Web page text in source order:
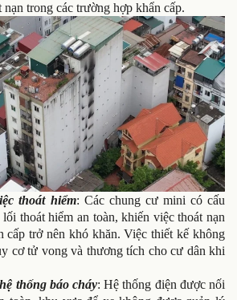
nạn trong các trường hợp khẩn cấp.
thoát hiểm: Các chung cư mini có cấu
thoát hiểm an toàn, khiến việc thoát nạn
cấp trở nên khó khăn. Việc thiết kế không
cơ tử vong và thương tích cho cư dân khi
thống báo cháy: Hệ thống điện được nối